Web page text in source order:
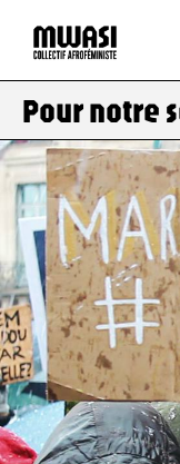
Pour notre